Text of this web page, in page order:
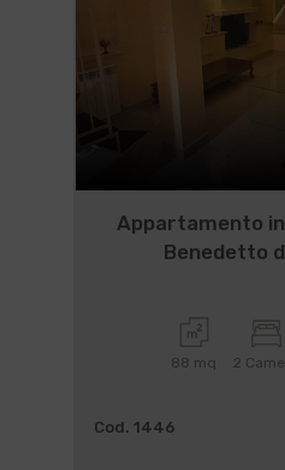
Appartamento
Benedetto
88 mq 2
Cod. 1446